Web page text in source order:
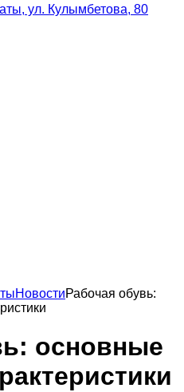
ул. Кулымбетова, 80
НовостиРабочая обувь:
основные